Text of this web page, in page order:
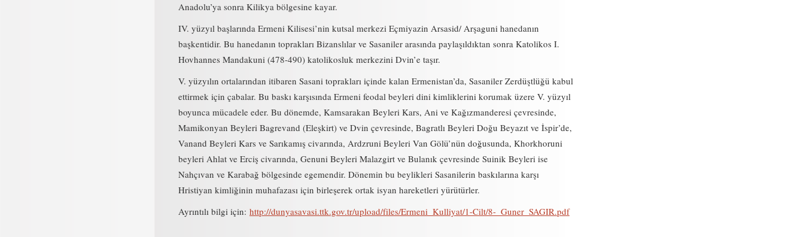
Anadolu’ya sonra Kilikya bölgesine kayar.
IV. yüzyıl başlarında Ermeni Kilisesi’nin kutsal merkezi Eçmiyazin Arsasid/ Arşaguni hanedanın
başkentidir. Bu hanedanın toprakları Bizanslılar ve Sasaniler arasında paylaşıldıktan sonra Katolikos I.
Hovhannes Mandakuni (478-490) katolikosluk merkezini Dvin’e taşır.
V. yüzyılın ortalarından itibaren Sasani toprakları içinde kalan Ermenistan’da, Sasaniler Zerdüştlüğü kabul
ettirmek için çabalar. Bu baskı karşısında Ermeni feodal beyleri dini kimliklerini korumak üzere V. yüzyıl
boyunca mücadele eder. Bu dönemde, Kamsarakan Beyleri Kars, Ani ve Kağızmanderesi çevresinde,
Mamikonyan Beyleri Bagrevand (Eleşkirt) ve Dvin çevresinde, Bagratlı Beyleri Doğu Beyazıt ve İspir’de,
Vanand Beyleri Kars ve Sarıkamış civarında, Ardzruni Beyleri Van Gölü’nün doğusunda, Khorkhoruni
beyleri Ahlat ve Erciş civarında, Genuni Beyleri Malazgirt ve Bulanık çevresinde Suinik Beyleri ise
Nahçıvan ve Karabağ bölgesinde egemendir. Dönemin bu beylikleri Sasanilerin baskılarına karşı
Hristiyan kimliğinin muhafazası için birleşerek ortak isyan hareketleri yürütürler.
Ayrıntılı bilgi için: http://dunyasavasi.ttk.gov.tr/upload/files/Ermeni_Kulliyat/1-Cilt/8-_Guner_SAGIR.pdf